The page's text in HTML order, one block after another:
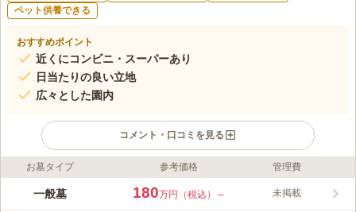
ペット供養できる
おすすめポイント
近くにコンビニ・スーパーあり
日当たりの良い立地
広々とした園内
コメント・口コミを見る
ライフドット編集部のコメント
豊島区内東武東上線「北池袋駅」で徒歩約２分と駅からのアクセ
お墓タイプ 参考価格 管理費
一般墓 180万円（税込）～ 未掲載